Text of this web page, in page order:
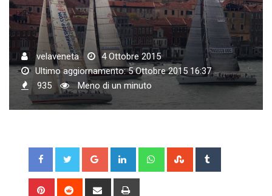
velaveneta
4 Ottobre 2015
Ultimo aggiornamento: 5 Ottobre 2015 16:37
935
Meno di un minuto
Google+ LinkedIn WhatsappStumbleUpon
Pinterest Reddit
Share